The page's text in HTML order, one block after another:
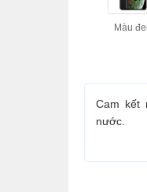
Màu
Cam kết
nước.